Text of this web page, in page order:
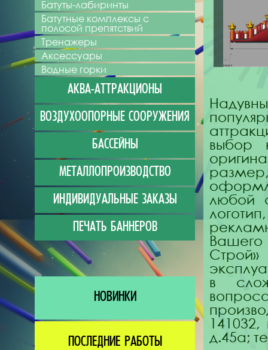
Батуты-лабиринты
Батутные комплексы с
полосой препятствий
Тренажеры
Аксессуары
Водные горки
АКВА-АТТРАКЦИОНЫ
ВОЗДУХООПОРНЫЕ СООРУЖЕНИЯ
БАССЕЙНЫ
МЕТАЛЛОПРОИЗВОДСТВО
ИНДИВИДУАЛЬНЫЕ ЗАКАЗЫ
ПЕЧАТЬ БАННЕРОВ
НОВИНКИ
ПОСЛЕДНИЕ РАБОТЫ
выбор
любой
Вашего
в
д.45а;